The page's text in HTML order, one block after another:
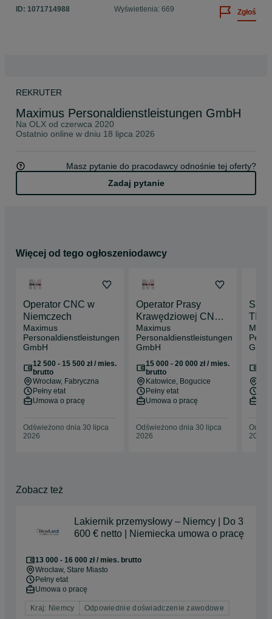
ID: 1071714988 Wyświetlenia: 669 Zgłoś
REKRUTER
Maximus Personaldienstleistungen GmbH
Na OLX od czerwca 2020
Ostatnio online w dniu 18 lipca 2026
Masz pytanie do pracodawcy odnośnie tej oferty?
Zadaj pytanie
Więcej od tego ogłoszeniodawcy
Operator CNC w
Niemczech
Maximus
Personaldienstleistungen
GmbH
12 500 - 15 500 zł / mies.
brutto
Wrocław, Fabryczna
Pełny etat
Umowa o pracę
Odświeżono dnia 30 lipca
2026
Operator Prasy
Krawędziowej CNC
20 € Netto/h
Maximus
Personaldienstleistungen
GmbH
15 000 - 20 000 zł / mies.
brutto
Katowice, Bogucice
Pełny etat
Umowa o pracę
Odświeżono dnia 30 lipca
2026
TIG
Netto
2026
Zobacz też
Lakiernik przemysłowy – Niemcy | Do 3
600 € netto | Niemiecka umowa o pracę
13 000 - 16 000 zł / mies. brutto
Wrocław, Stare Miasto
Pełny etat
Umowa o pracę
Kraj: Niemcy Odpowiednie doświadczenie zawodowe